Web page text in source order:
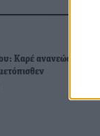
Καρέ ανανεώσεων σε